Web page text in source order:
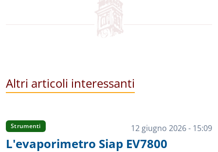
Altri articoli interessanti
Strumenti 12 giugno 2026 - 15:09
L'evaporimetro Siap EV7800